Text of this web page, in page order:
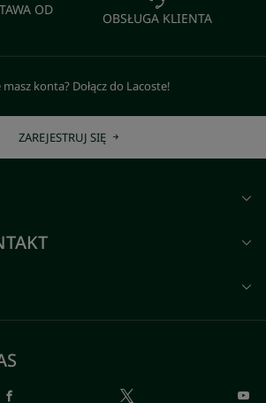
OD
OBSŁUGA KLIENTA
masz konta? Dołącz do Lacoste!
ZAREJESTRUJ SIĘ